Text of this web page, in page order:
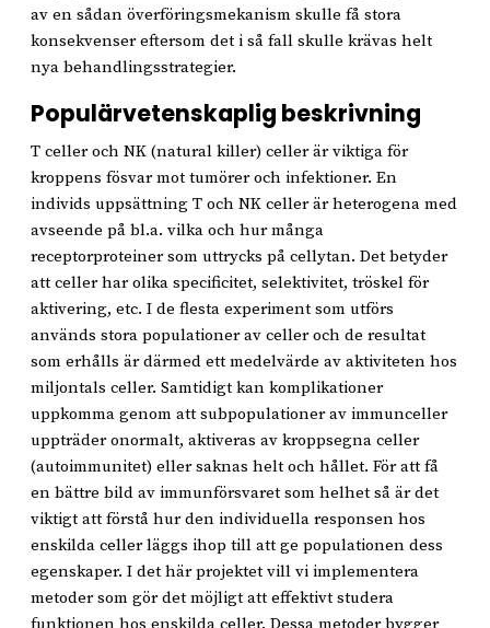
av en sådan överföringsmekanism skulle få stora
konsekvenser eftersom det i så fall skulle krävas helt
nya behandlingsstrategier.
Populärvetenskaplig beskrivning
T celler och NK (natural killer) celler är viktiga för
kroppens fösvar mot tumörer och infektioner. En
individs uppsättning T och NK celler är heterogena med
avseende på bl.a. vilka och hur många
receptorproteiner som uttrycks på cellytan. Det betyder
att celler har olika specificitet, selektivitet, tröskel för
aktivering, etc. I de flesta experiment som utförs
används stora populationer av celler och de resultat
som erhålls är därmed ett medelvärde av aktiviteten hos
miljontals celler. Samtidigt kan komplikationer
uppkomma genom att subpopulationer av immunceller
uppträder onormalt, aktiveras av kroppsegna celler
(autoimmunitet) eller saknas helt och hållet. För att få
en bättre bild av immunförsvaret som helhet så är det
viktigt att förstå hur den individuella responsen hos
enskilda celler läggs ihop till att ge populationen dess
egenskaper. I det här projektet vill vi implementera
metoder som gör det möjligt att effektivt studera